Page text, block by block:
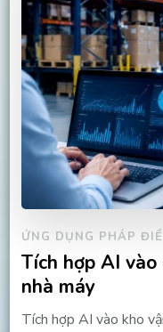
ỨNG DỤNG PHÁP
Tích hợp AI
nhà máy
Tích hợp AI vào kho